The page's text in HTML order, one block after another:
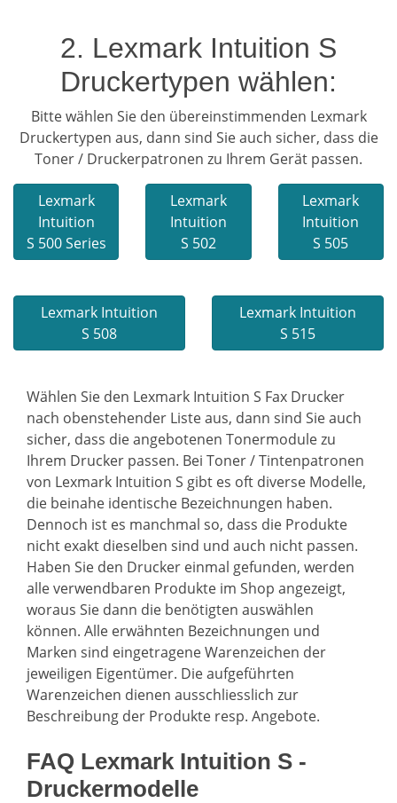
2. Lexmark Intuition S
Druckertypen wählen:
Bitte wählen Sie den übereinstimmenden Lexmark
Druckertypen aus, dann sind Sie auch sicher, dass die
Toner / Druckerpatronen zu Ihrem Gerät passen.
Lexmark
Intuition
S 500 Series
Lexmark
Intuition
S 502
Lexmark
Intuition
S 505
Lexmark Intuition
S 508
Lexmark Intuition
S 515
Wählen Sie den Lexmark Intuition S Fax Drucker
nach obenstehender Liste aus, dann sind Sie auch
sicher, dass die angebotenen Tonermodule zu
Ihrem Drucker passen. Bei Toner / Tintenpatronen
von Lexmark Intuition S gibt es oft diverse Modelle,
die beinahe identische Bezeichnungen haben.
Dennoch ist es manchmal so, dass die Produkte
nicht exakt dieselben sind und auch nicht passen.
Haben Sie den Drucker einmal gefunden, werden
alle verwendbaren Produkte im Shop angezeigt,
woraus Sie dann die benötigten auswählen
können. Alle erwähnten Bezeichnungen und
Marken sind eingetragene Warenzeichen der
jeweiligen Eigentümer. Die aufgeführten
Warenzeichen dienen ausschliesslich zur
Beschreibung der Produkte resp. Angebote.
FAQ Lexmark Intuition S -
Druckermodelle